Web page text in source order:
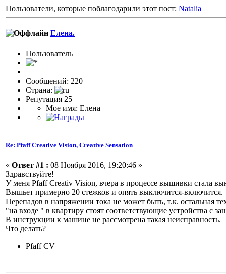
Пользователи, которые поблагодарили этот пост: Nataliа
Елена.
Пользовaтeль
Сообщений: 220
Страна:
Репутация 25
Мое имя: Елена
Re: Pfaff Creative Vision, Creative Sensation
« Ответ #1 : 08 Ноября 2016, 19:20:46 »
Здравствуйте!
У меня Pfaff Creativ Vision, вчера в процессе вышивки стала
Вышьет примерно 20 стежков и опять выключится-включится.
Перепадов в напряжении тока не может быть, т.к. остальная
"на входе " в квартиру стоят соответствующие устройства с
В инструкции к машине не рассмотрена такая неисправность.
Что делать?
Pfaff CV